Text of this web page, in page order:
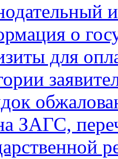
о
для
ЗАГС,